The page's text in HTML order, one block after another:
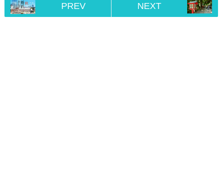
PREV NEXT